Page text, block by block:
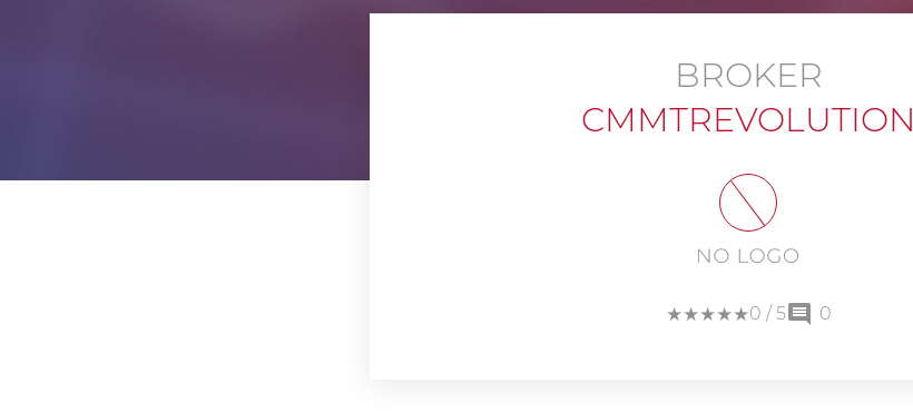
BROKER
CMMTREVOLUTION
★★
★★
★★
★★
★★
0 / 5 0